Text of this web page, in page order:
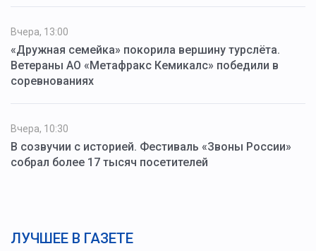
Вчера, 13:00
«Дружная семейка» покорила вершину турслёта.
Ветераны АО «Метафракс Кемикалс» победили в
соревнованиях
Вчера, 10:30
В созвучии с историей. Фестиваль «Звоны России»
собрал более 17 тысяч посетителей
ЛУЧШЕЕ В ГАЗЕТЕ